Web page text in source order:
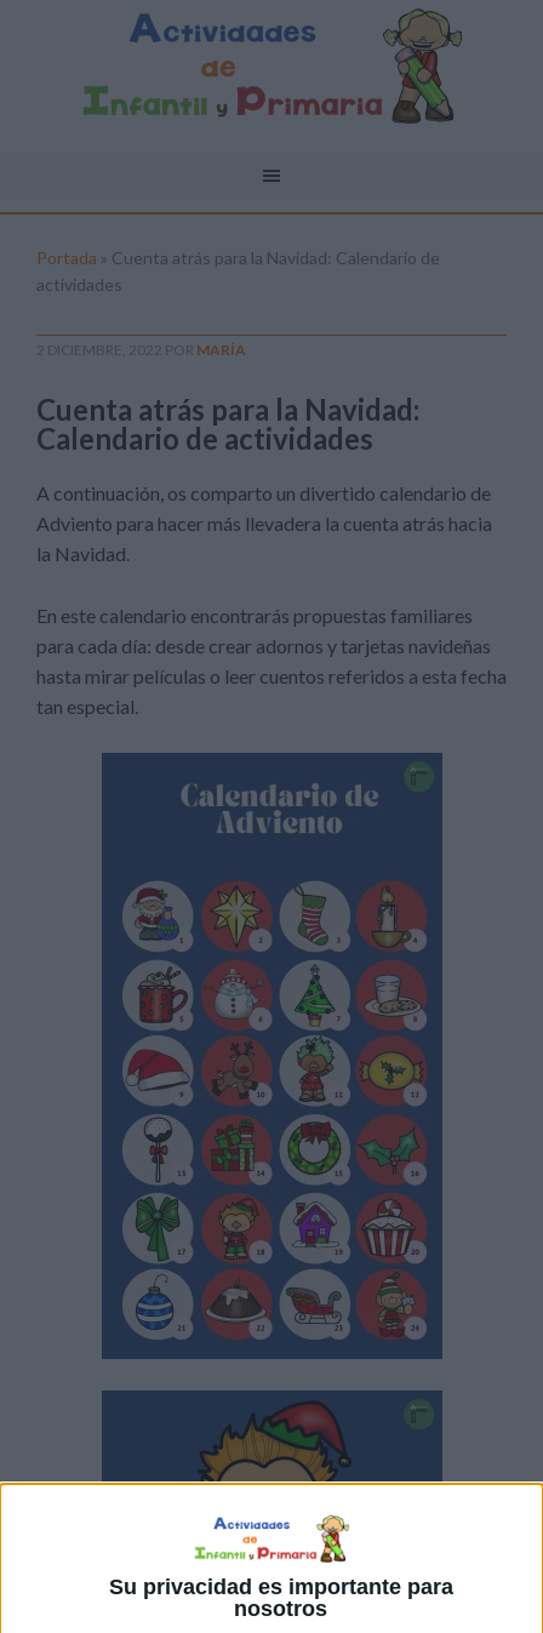
Su privacidad es importante para
nosotros
Portada » Cuenta atrás para la Navidad: Calendario de
actividades
2 DICIEMBRE, 2022 POR MARÍA
Cuenta atrás para la Navidad:
Calendario de actividades
A continuación, os comparto un divertido calendario de
Adviento para hacer más llevadera la cuenta atrás hacia
la Navidad.
En este calendario encontrarás propuestas familiares
para cada día: desde crear adornos y tarjetas navideñas
hasta mirar películas o leer cuentos referidos a esta fecha
tan especial.